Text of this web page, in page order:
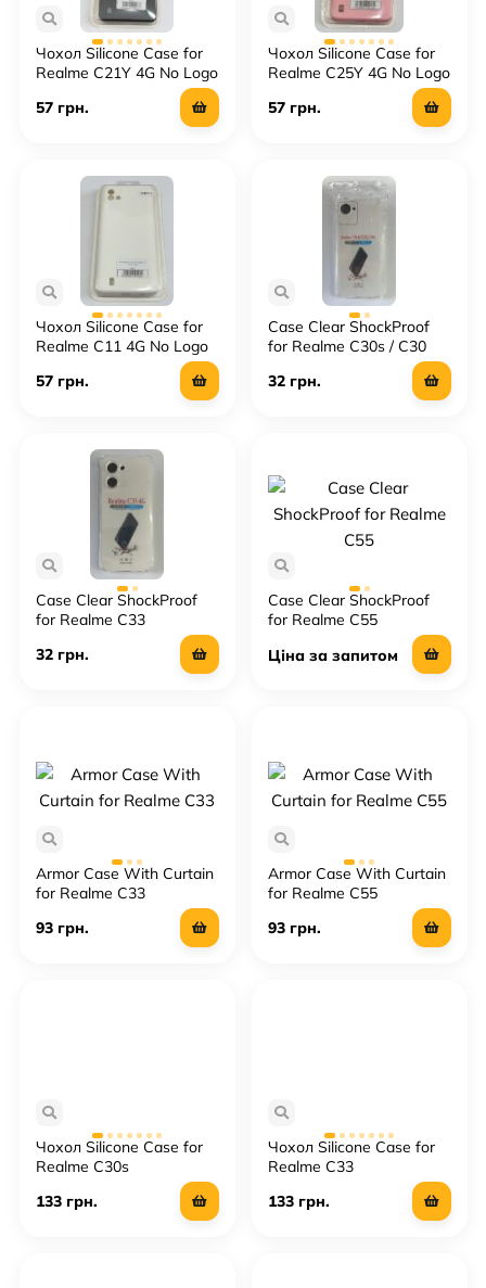
Чохол Silicone Case for
Realme C21Y 4G No Logo
57 грн.
Чохол Silicone Case for
Realme C25Y 4G No Logo
57 грн.
Чохол Silicone Case for
Realme C11 4G No Logo
57 грн.
Case Clear ShockProof
for Realme C30s / C30
32 грн.
Case Clear ShockProof
for Realme C33
32 грн.
Case Clear ShockProof
for Realme C55
Ціна за запитом
Armor Case With Curtain
for Realme C33
93 грн.
Armor Case With Curtain
for Realme C55
93 грн.
Чохол Silicone Case for
Realme C30s
133 грн.
Чохол Silicone Case for
Realme C33
133 грн.